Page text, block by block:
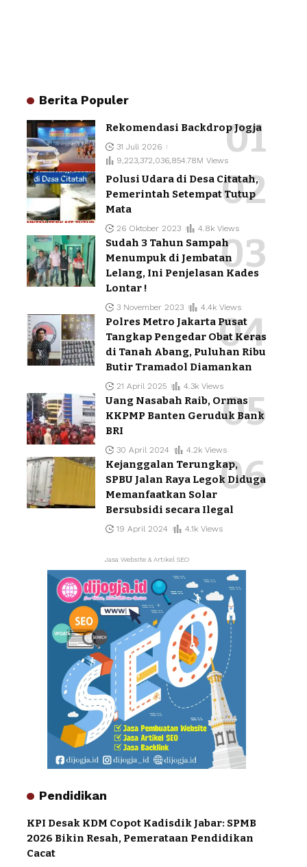
Berita Populer
Rekomendasi Backdrop Jogja
31 Juli 2026
9,223,372,036,854.78M Views
Polusi Udara di Desa Citatah,
Pemerintah Setempat Tutup
Mata
26 Oktober 2023 4.8k Views
Sudah 3 Tahun Sampah
Menumpuk di Jembatan
Lelang, Ini Penjelasan Kades
Lontar !
3 November 2023 4.4k Views
Polres Metro Jakarta Pusat
Tangkap Pengedar Obat Keras
di Tanah Abang, Puluhan Ribu
Butir Tramadol Diamankan
21 April 2025 4.3k Views
Uang Nasabah Raib, Ormas
KKPMP Banten Geruduk Bank
BRI
30 April 2024 4.2k Views
Kejanggalan Terungkap,
SPBU Jalan Raya Legok Diduga
Memanfaatkan Solar
Bersubsidi secara Ilegal
19 April 2024 4.1k Views
Jasa Website & Artikel SEO
Pendidikan
KPI Desak KDM Copot Kadisdik Jabar: SPMB
2026 Bikin Resah, Pemerataan Pendidikan
Cacat